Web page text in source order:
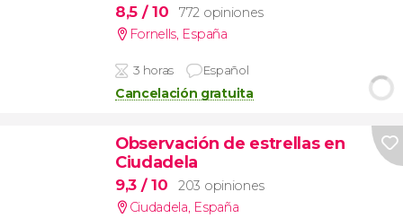
8,5 / 10
772 opiniones
Fornells, España
3 horas Español
Cancelación gratuita
Observación de estrellas en
Ciudadela
9,3 / 10
203 opiniones
Ciudadela, España